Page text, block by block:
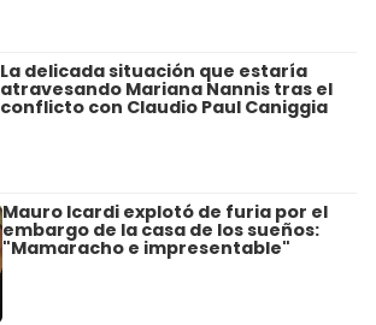
La delicada situación que estaría
atravesando Mariana Nannis tras el
conflicto con Claudio Paul Caniggia
Mauro Icardi explotó de furia por el
embargo de la casa de los sueños:
"Mamaracho e impresentable"